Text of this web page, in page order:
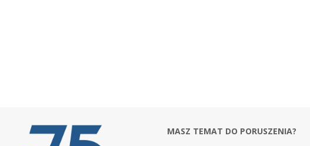
MASZ TEMAT DO PORUSZENIA?